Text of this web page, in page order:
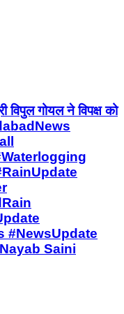
गोयल ने विपक्ष को
#NewsUpdate
Saini